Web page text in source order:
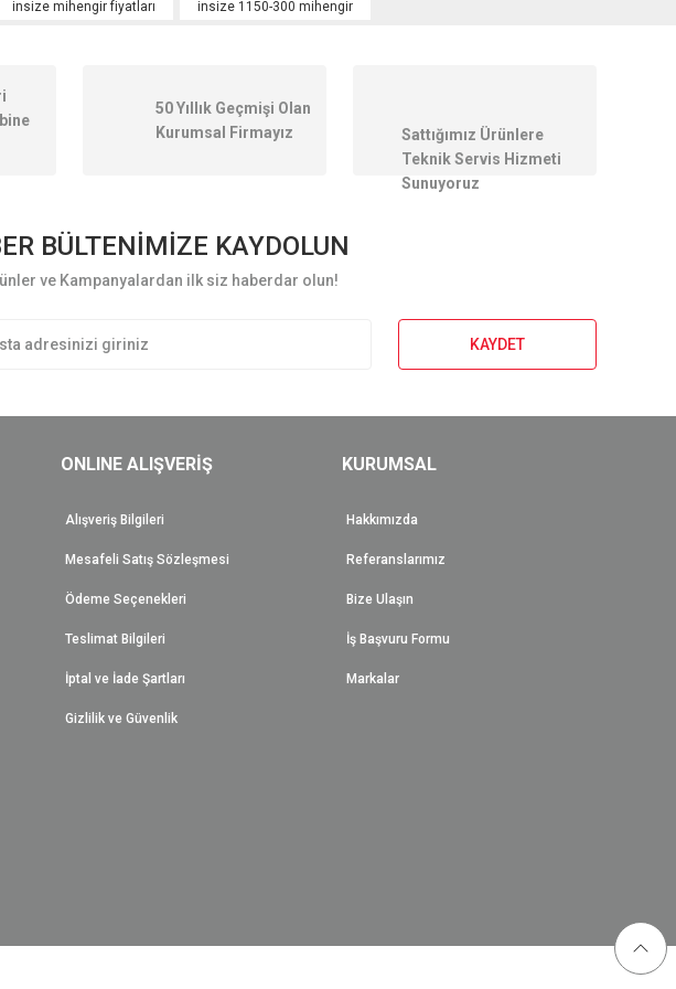
insize mihengir fiyatları insize 1150-300 mihengir
50 Yıllık Geçmişi Olan
Kurumsal Firmayız
Sattığımız Ürünlere
Teknik Servis Hizmeti
Sunuyoruz
BÜLTENİMİZE KAYDOLUN
ve Kampanyalardan ilk siz haberdar olun!
KAYDET
ONLINE ALIŞVERİŞ
Alışveriş Bilgileri
Mesafeli Satış Sözleşmesi
Ödeme Seçenekleri
Teslimat Bilgileri
İptal ve İade Şartları
Gizlilik ve Güvenlik
KURUMSAL
Hakkımızda
Referanslarımız
Bize Ulaşın
İş Başvuru Formu
Markalar